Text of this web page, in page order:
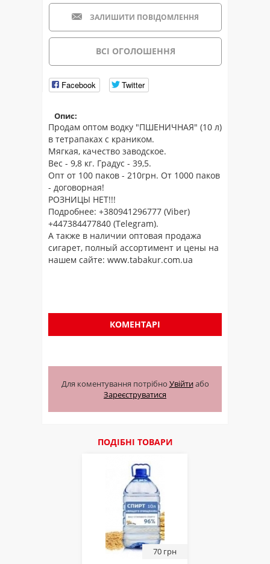
ЗАЛИШИТИ ПОВІДОМЛЕННЯ
ВСІ ОГОЛОШЕННЯ
Facebook Twitter
Опис:
Продам оптом водку "ПШЕНИЧНАЯ" (10 л)
в тетрапаках с краником.
Мягкая, качество заводское.
Вес - 9,8 кг. Градус - 39,5.
Опт от 100 паков - 210грн. От 1000 паков
- договорная!
РОЗНИЦЫ НЕТ!!!
Подробнее: +380941296777 (Viber)
+447384477840 (Telegram).
А также в наличии оптовая продажа
сигарет, полный ассортимент и цены на
нашем сайте: www.tabakur.com.ua
КОМЕНТАРІ
Для коментування потрібно Увійтиабо
Зареєструватися
ПОДІБНІ ТОВАРИ
70 грн